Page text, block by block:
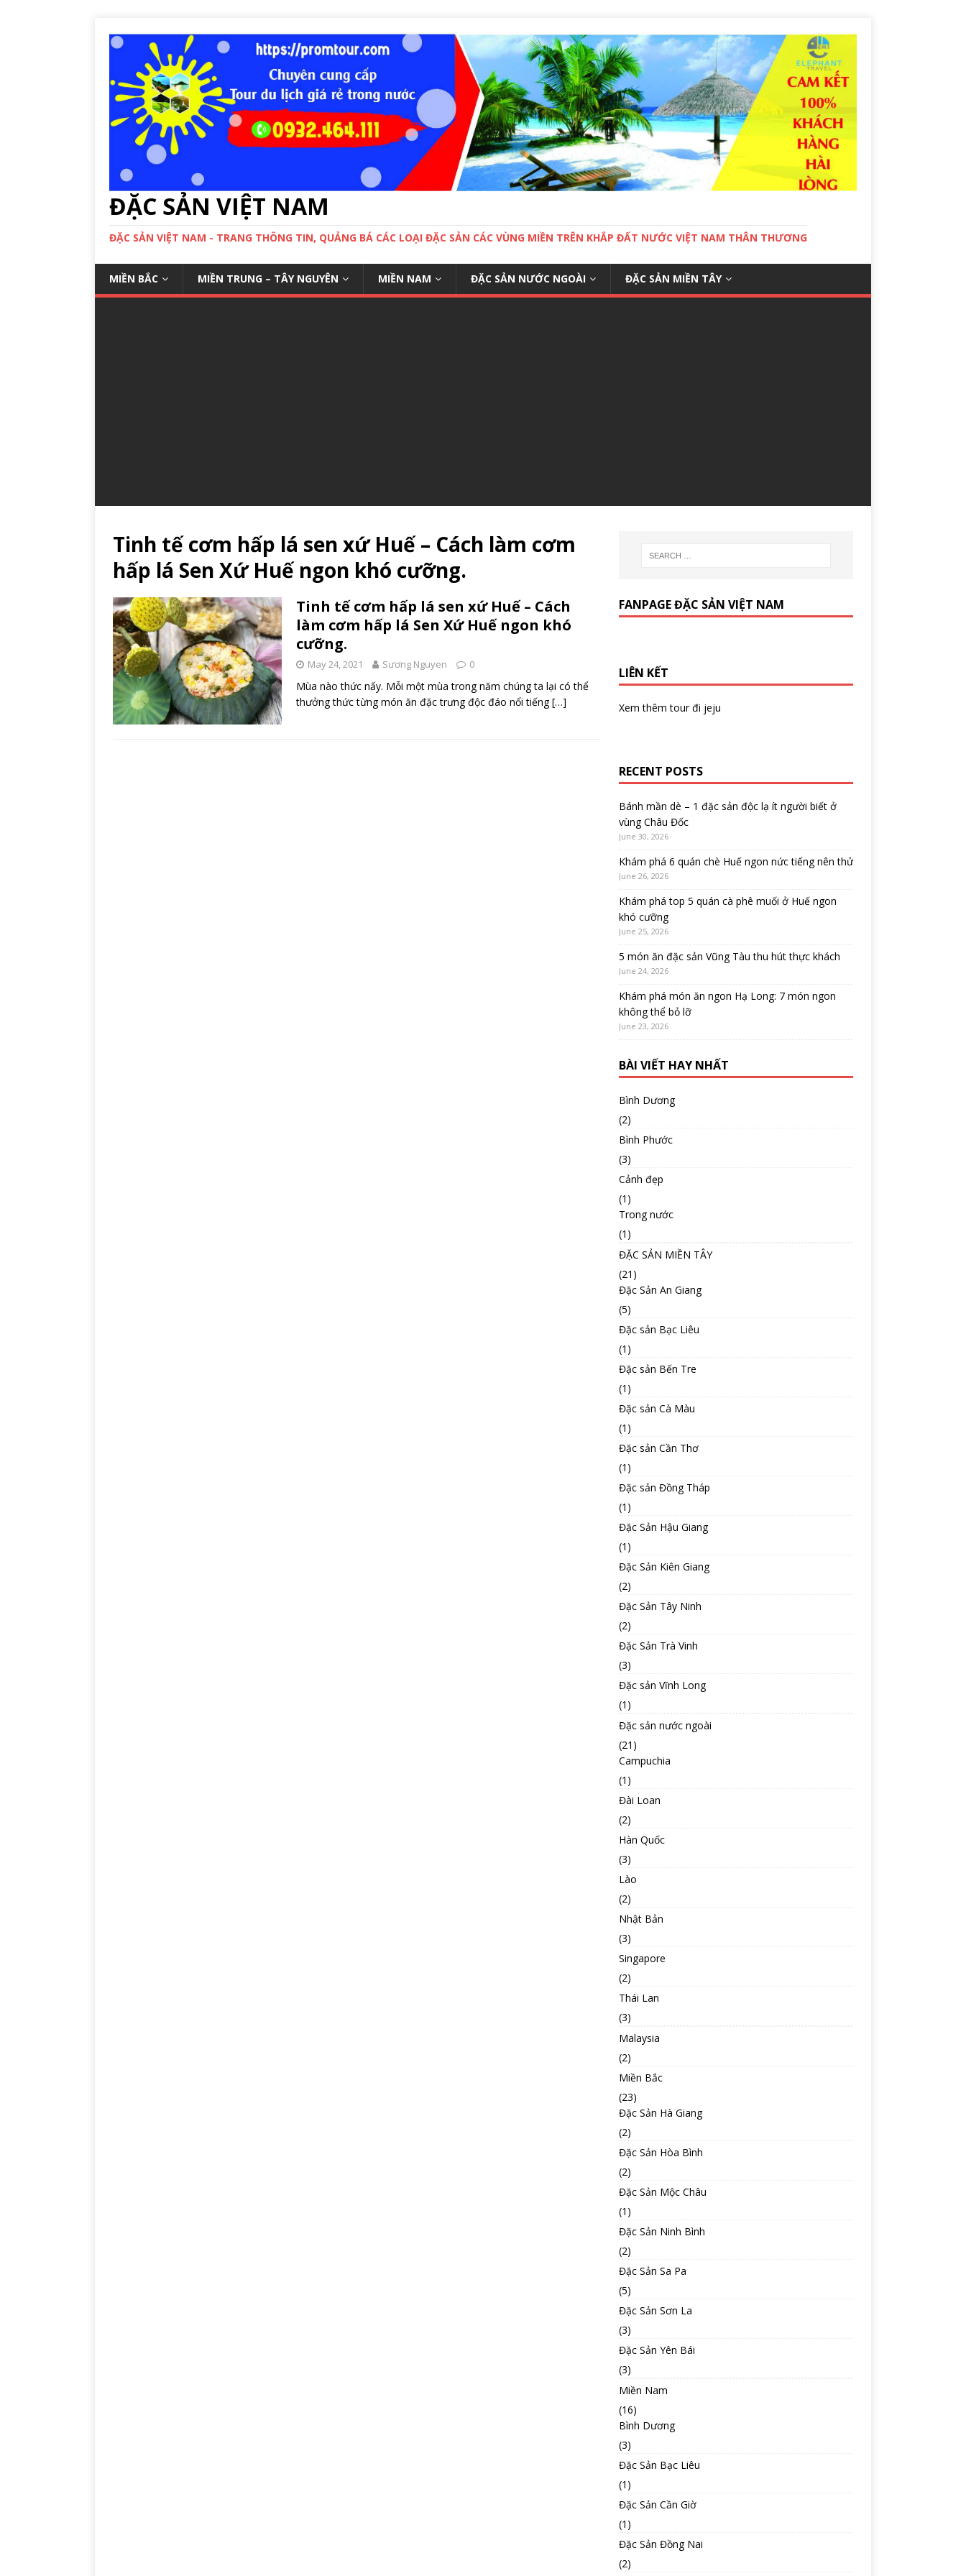
ĐẶC SẢN VIỆT NAM
ĐẶC SẢN VIỆT NAM - TRANG THÔNG TIN, QUẢNG BÁ CÁC LOẠI ĐẶC SẢN CÁC VÙNG MIỀN TRÊN KHẮP ĐẤT NƯỚC VIỆT NAM THÂN THƯƠNG
MIỀN BẮC MIỀN TRUNG – TÂY NGUYÊN MIỀN NAM ĐẶC SẢN NƯỚC NGOÀI ĐẶC SẢN MIỀN TÂY
Tinh tế cơm hấp lá sen xứ Huế – Cách làm cơm
hấp lá Sen Xứ Huế ngon khó cưỡng.
Tinh tế cơm hấp lá sen xứ Huế – Cách
làm cơm hấp lá Sen Xứ Huế ngon khó
cưỡng.
May 24, 2021 Sương Nguyen 0
Mùa nào thức nấy. Mỗi một mùa trong năm chúng ta lại có thể
thưởng thức từng món ăn đặc trưng độc đáo nổi tiếng[…]
FANPAGE ĐẶC SẢN VIỆT NAM
LIÊN KẾT
Xem thêmtour đi jeju
RECENT POSTS
Bánh mần dè – 1 đặc sản độc lạ ít người biết ở
vùng Châu Đốc
June 30, 2026
Khám phá 6 quán chè Huế ngon nức tiếng nên thử
June 26, 2026
Khám phá top 5 quán cà phê muối ở Huế ngon
khó cưỡng
June 25, 2026
5 món ăn đặc sản Vũng Tàu thu hút thực khách
June 24, 2026
Khám phá món ăn ngon Hạ Long: 7 món ngon
không thể bỏ lỡ
June 23, 2026
BÀI VIẾT HAY NHẤT
Bình Dương
(2)
Bình Phước
(3)
Cảnh đẹp
(1)
Trong nước
(1)
ĐẶC SẢN MIỀN TÂY
(21)
Đặc Sản An Giang
(5)
Đặc sản Bạc Liêu
(1)
Đặc sản Bến Tre
(1)
Đặc sản Cà Màu
(1)
Đặc sản Cần Thơ
(1)
Đặc sản Đồng Tháp
(1)
Đặc Sản Hậu Giang
(1)
Đặc Sản Kiên Giang
(2)
Đặc Sản Tây Ninh
(2)
Đặc Sản Trà Vinh
(3)
Đặc sản Vĩnh Long
(1)
Đặc sản nước ngoài
(21)
Campuchia
(1)
Đài Loan
(2)
Hàn Quốc
(3)
Lào
(2)
Nhật Bản
(3)
Singapore
(2)
Thái Lan
(3)
Malaysia
(2)
Miền Bắc
(23)
Đặc Sản Hà Giang
(2)
Đặc Sản Hòa Bình
(2)
Đặc Sản Mộc Châu
(1)
Đặc Sản Ninh Bình
(2)
Đặc Sản Sa Pa
(5)
Đặc Sản Sơn La
(3)
Đặc Sản Yên Bái
(3)
Miền Nam
(16)
Bình Dương
(3)
Đặc Sản Bạc Liêu
(1)
Đặc Sản Cần Giờ
(1)
Đặc Sản Đồng Nai
(2)